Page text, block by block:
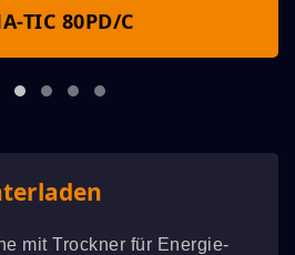
TIC 80PD/C
mit Trockner für Energie-